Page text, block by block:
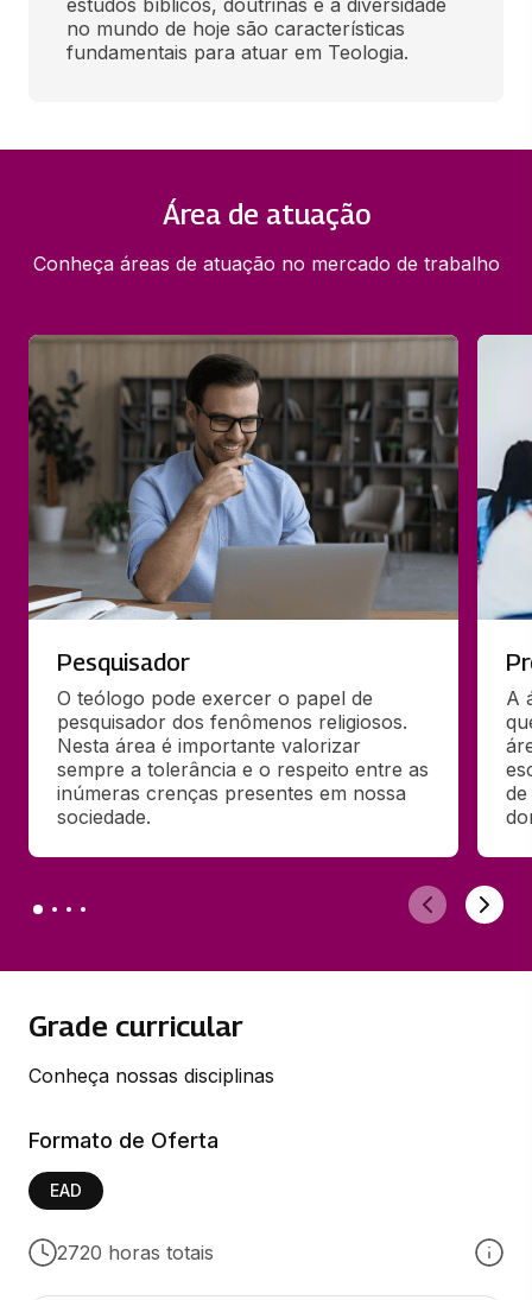
no mundo de hoje são características
fundamentais para atuar em Teologia.
Área de atuação
Conheça áreas de atuação no mercado de trabalho
Pesquisador
O teólogo pode exercer o papel de
pesquisador dos fenômenos religiosos.
Nesta área é importante valorizar
sempre a tolerância e o respeito entre as
inúmeras crenças presentes em nossa
sociedade.
A
Grade curricular
Conheça nossas disciplinas
Formato de Oferta
EAD
2720 horas totais